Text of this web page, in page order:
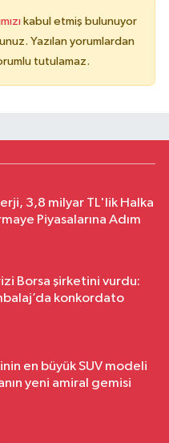
kabul etmiş bulunuyor
Yazılan yorumlardan
tutulamaz.
3,8 milyar TL'lik Halka
Piyasalarına Adım
Borsa şirketini vurdu:
konkordato
en büyük SUV modeli
yeni amiral gemisi